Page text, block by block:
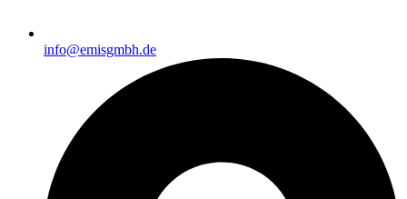
info@emisgmbh.de